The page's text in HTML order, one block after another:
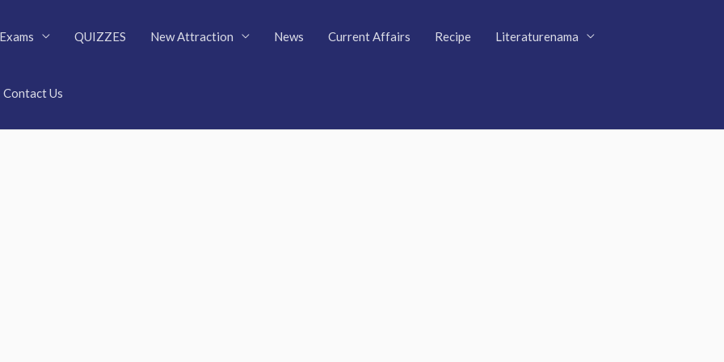
Exams QUIZZES New Attraction News Current Affairs Recipe Literaturenama
Contact Us